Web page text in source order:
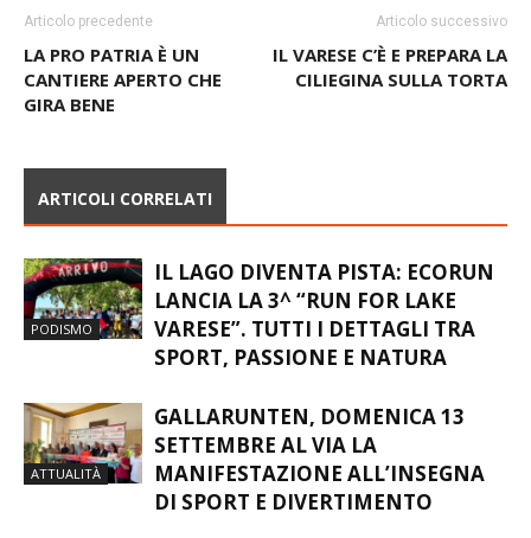
Articolo precedente
LA PRO PATRIA È UN
CANTIERE APERTO CHE
GIRA BENE
Articolo successivo
IL VARESE C’È E PREPARA LA
CILIEGINA SULLA TORTA
ARTICOLI CORRELATI
PODISMO
IL LAGO DIVENTA PISTA: ECORUN
LANCIA LA 3^ “RUN FOR LAKE
VARESE”. TUTTI I DETTAGLI TRA
SPORT, PASSIONE E NATURA
ATTUALITÀ
GALLARUNTEN, DOMENICA 13
SETTEMBRE AL VIA LA
MANIFESTAZIONE ALL’INSEGNA
DI SPORT E DIVERTIMENTO